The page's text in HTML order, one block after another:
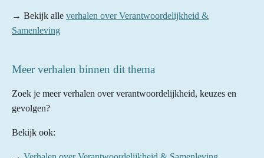
→ Bekijk alle verhalen over Verantwoordelijkheid &
Samenleving
Meer verhalen binnen dit thema
Zoek je meer verhalen over verantwoordelijkheid, keuzes en
gevolgen?
Bekijk ook: